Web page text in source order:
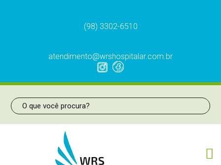
(98) 3302-6510
atendimento@wrshospitalar.com.br